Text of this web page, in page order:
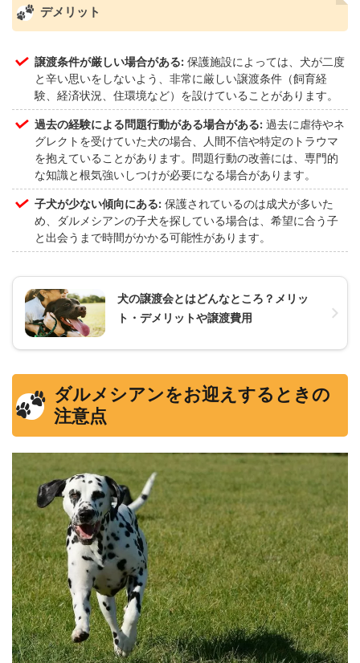
デメリット
譲渡条件が厳しい場合がある: 保護施設によっては、犬が二度
と辛い思いをしないよう、非常に厳しい譲渡条件（飼育経
験、経済状況、住環境など）を設けていることがあります。
過去の経験による問題行動がある場合がある: 過去に虐待やネ
グレクトを受けていた犬の場合、人間不信や特定のトラウマ
を抱えていることがあります。問題行動の改善には、専門的
な知識と根気強いしつけが必要になる場合があります。
子犬が少ない傾向にある: 保護されているのは成犬が多いた
め、ダルメシアンの子犬を探している場合は、希望に合う子
と出会うまで時間がかかる可能性があります。
犬の譲渡会とはどんなところ？メリッ
ト・デメリットや譲渡費用
ダルメシアンをお迎えするときの
注意点